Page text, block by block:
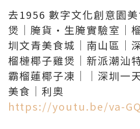
去1956 數字文化創意園
煲｜腌貨·生腌實驗室｜
圳文青美食城｜南山區｜
榴槤椰子雞煲｜新派潮汕
霸榴蓮椰子凍｜｜深圳一
https://youtu.be/va-